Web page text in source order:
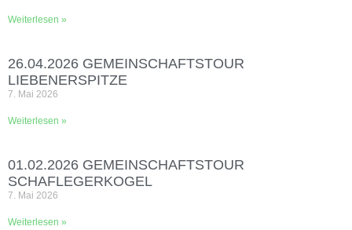
Weiterlesen »
26.04.2026 GEMEINSCHAFTSTOUR
LIEBENERSPITZE
7. Mai 2026
Weiterlesen »
01.02.2026 GEMEINSCHAFTSTOUR
SCHAFLEGERKOGEL
7. Mai 2026
Weiterlesen »